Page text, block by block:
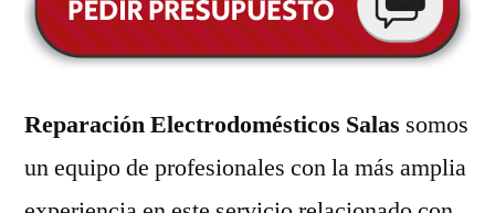
Reparación Electrodomésticos Salas somos
un equipo de profesionales con la más amplia